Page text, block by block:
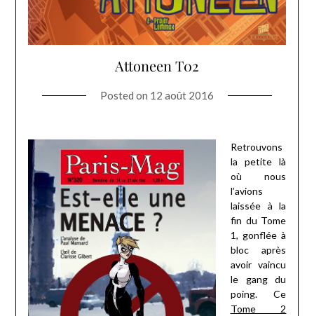
Attoneen T02
Posted on 12 août 2016
Retrouvons
la petite là
où nous
l’avions
laissée à la
fin du Tome
1, gonflée à
bloc après
avoir vaincu
le gang du
poing. Ce
Tome 2